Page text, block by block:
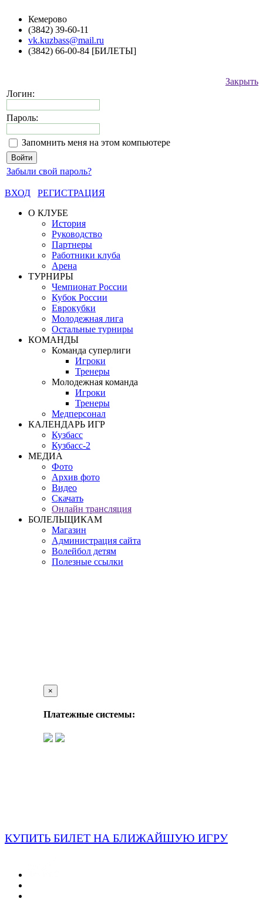
Кемерово
(3842) 39-60-11
vk.kuzbass@mail.ru
(3842) 66-00-84 [БИЛЕТЫ]
Закрыть
Логин:
Пароль:
Запомнить меня на этом компьютере
Забыли свой пароль?
ВХОД
РЕГИСТРАЦИЯ
О КЛУБЕ
История
Руководство
Партнеры
Работники клуба
Арена
ТУРНИРЫ
Чемпионат России
Кубок России
Еврокубки
Молодежная лига
Остальные турниры
КОМАНДЫ
Команда суперлиги
Игроки
Тренеры
Молодежная команда
Игроки
Тренеры
Медперсонал
КАЛЕНДАРЬ ИГР
Кузбасс
Кузбасс-2
МЕДИА
Фото
Архив фото
Видео
Скачать
Онлайн трансляция
БОЛЕЛЬЩИКАМ
Магазин
Администрация сайта
Волейбол детям
Полезные ссылки
×
Платежные системы:
КУПИТЬ БИЛЕТ НА БЛИЖАЙШУЮ ИГРУ